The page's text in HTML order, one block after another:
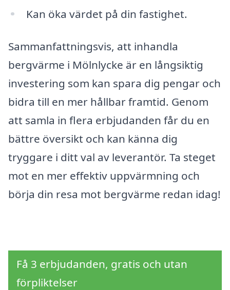
Kan öka värdet på din fastighet.
Sammanfattningsvis, att inhandla
bergvärme i Mölnlycke är en långsiktig
investering som kan spara dig pengar och
bidra till en mer hållbar framtid. Genom
att samla in flera erbjudanden får du en
bättre översikt och kan känna dig
tryggare i ditt val av leverantör. Ta steget
mot en mer effektiv uppvärmning och
börja din resa mot bergvärme redan idag!
Få 3 erbjudanden, gratis och utan
förpliktelser